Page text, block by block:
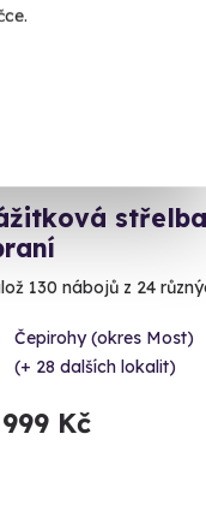
130 nábojů z 24
Čepirohy (okres Most)
(+ 28 dalších lokalit)
Kč